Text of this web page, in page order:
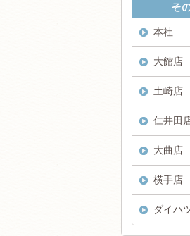
本社
大館店
土崎店
仁井田
大曲店
横手店
ダイハ